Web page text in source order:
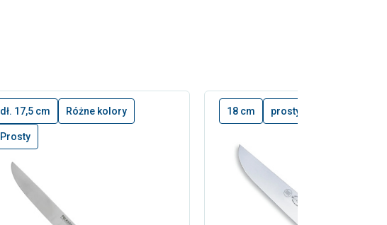
dł. 17,5 cm Różne kolory
Prosty
18 cm prosty